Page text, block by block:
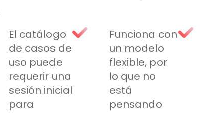
El catálogo
de casos de
uso puede
requerir una
sesión inicial
para
Funciona con
un modelo
flexible, por
lo que no
está
pensando